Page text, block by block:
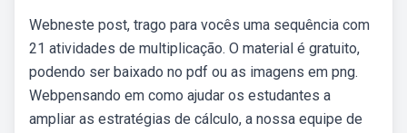
Webneste post, trago para vocês uma sequência com
21 atividades de multiplicação. O material é gratuito,
podendo ser baixado no pdf ou as imagens em png.
Webpensando em como ajudar os estudantes a
ampliar as estratégias de cálculo, a nossa equipe de